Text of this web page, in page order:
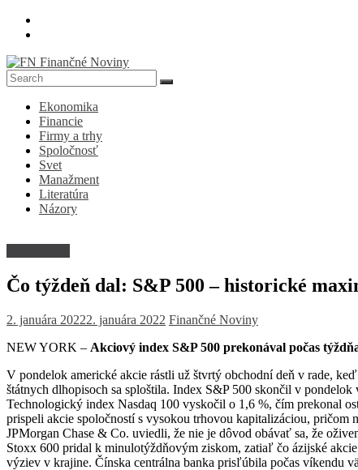
Skip
FN
Finančné
Noviny
Denník
ekonomike
spoločnosti
Ekonomika
Financie
Firmy a trhy
Spoločnosť
Svet
Manažment
Literatúra
Názory
Čo týždeň dal: S&P 500 – historické
2. januára 20222. januára 2022 Finančné Noviny
NEW YORK – Akciový index S&P 500 prekonával počas
V pondelok americké akcie rástli už štvrtý obchodní deň v rade,
štátnych dlhopisoch sa sploštila. Index S&P 500 skončil v
Technologický index Nasdaq 100 vyskočil o 1,6 %, čím prekonal
prispeli akcie spoločností s vysokou trhovou kapitalizáciou,
JPMorgan Chase & Co. uviedli, že nie je dôvod obávať sa, že
Stoxx 600 pridal k minulotýždňovým ziskom, zatiaľ čo ázijské
výziev v krajine. Čínska centrálna banka prisľúbila počas víkendu